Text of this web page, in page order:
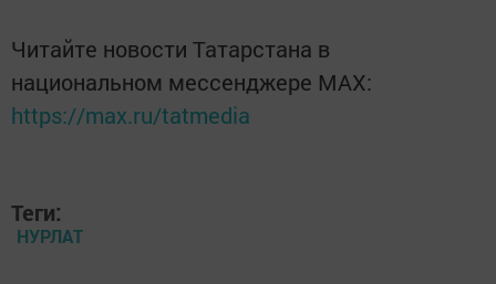
Читайте новости Татарстана в
национальном мессенджере MАХ:
https://max.ru/tatmedia
Теги:
НУРЛАТ